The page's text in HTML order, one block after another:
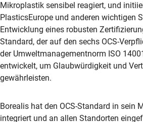
Mikroplastik sensibel reagiert, und
PlasticsEurope und anderen wichtigen
Entwicklung eines robusten
Standard, der auf den sechs OCS-
der Umweltmanagementnorm ISO
entwickelt, um Glaubwürdigkeit und
gewährleisten.
Borealis hat den OCS-Standard in sein
integriert und an allen Standorten